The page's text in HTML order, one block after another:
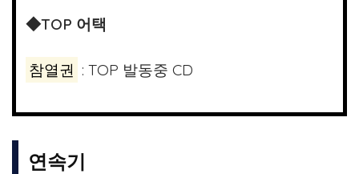
◆TOP 어택
참열권 : TOP 발동중 CD
연속기